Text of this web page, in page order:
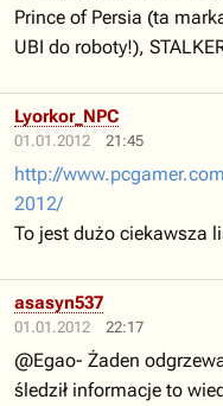
Prince of Persia (ta
UBI do roboty!),
01.01.2012 21:45
Lyorkor_NPC
http://
2012/
To jest dużo ciekawsza
01.01.2012 22:17
asasyn537
@Egao- Żaden
śledził informacje to